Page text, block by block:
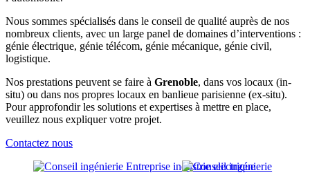
Nous sommes spécialisés dans le conseil de qualité auprès de nos
nombreux clients, avec un large panel de domaines d’interventions :
génie électrique, génie télécom, génie mécanique, génie civil,
logistique.
Nos prestations peuvent se faire à Grenoble, dans vos locaux (in-
situ) ou dans nos propres locaux en banlieue parisienne (ex-situ).
Pour approfondir les solutions et expertises à mettre en place,
veuillez nous expliquer votre projet.
Contactez nous